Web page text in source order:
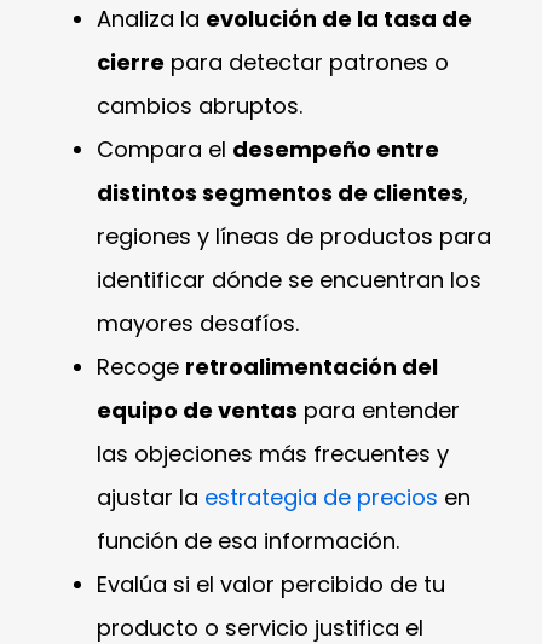
Analiza la evolución de la tasa de
cierre para detectar patrones o
cambios abruptos.
Compara el desempeño entre
distintos segmentos de clientes,
regiones y líneas de productos para
identificar dónde se encuentran los
mayores desafíos.
Recoge retroalimentación del
equipo de ventas para entender
las objeciones más frecuentes y
ajustar la estrategia de precios en
función de esa información.
Evalúa si el valor percibido de tu
producto o servicio justifica el